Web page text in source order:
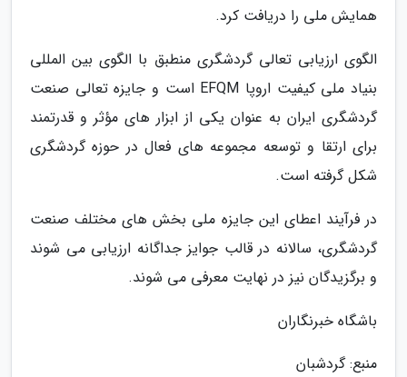
همایش ملی را دریافت کرد.
الگوی ارزیابی تعالی گردشگری منطبق با الگوی بین المللی
بنیاد ملی کیفیت اروپا EFQM است و جایزه تعالی صنعت
گردشگری ایران به عنوان یکی از ابزار های مؤثر و قدرتمند
برای ارتقا و توسعه مجموعه های فعال در حوزه گردشگری
شکل گرفته است.
در فرآیند اعطای این جایزه ملی بخش های مختلف صنعت
گردشگری، سالانه در قالب جوایز جداگانه ارزیابی می شوند
و برگزیدگان نیز در نهایت معرفی می شوند.
باشگاه خبرنگاران
منبع: گردشبان